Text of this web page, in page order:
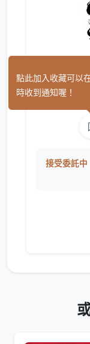
接受委託中
點此加入收藏可以
時收到通知喔！